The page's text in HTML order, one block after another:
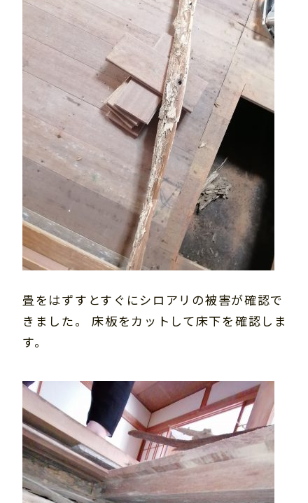
畳をはずすとすぐにシロアリの被害が確認で
きました。 床板をカットして床下を確認しま
す。